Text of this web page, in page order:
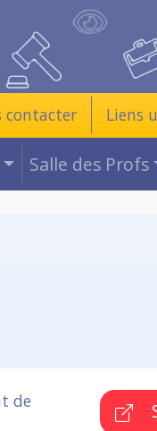
contacter Liens
Salle des Profs
de